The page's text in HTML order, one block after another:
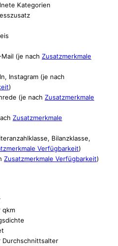
Kategorien
(je nach Zusatzmerkmale
Instagram (je nach
)
(je nach Zusatzmerkmale
Zusatzmerkmale
Bilanzklasse,
Verfügbarkeit)
Zusatzmerkmale Verfügbarkeit)
qkm
Durchschnittsalter